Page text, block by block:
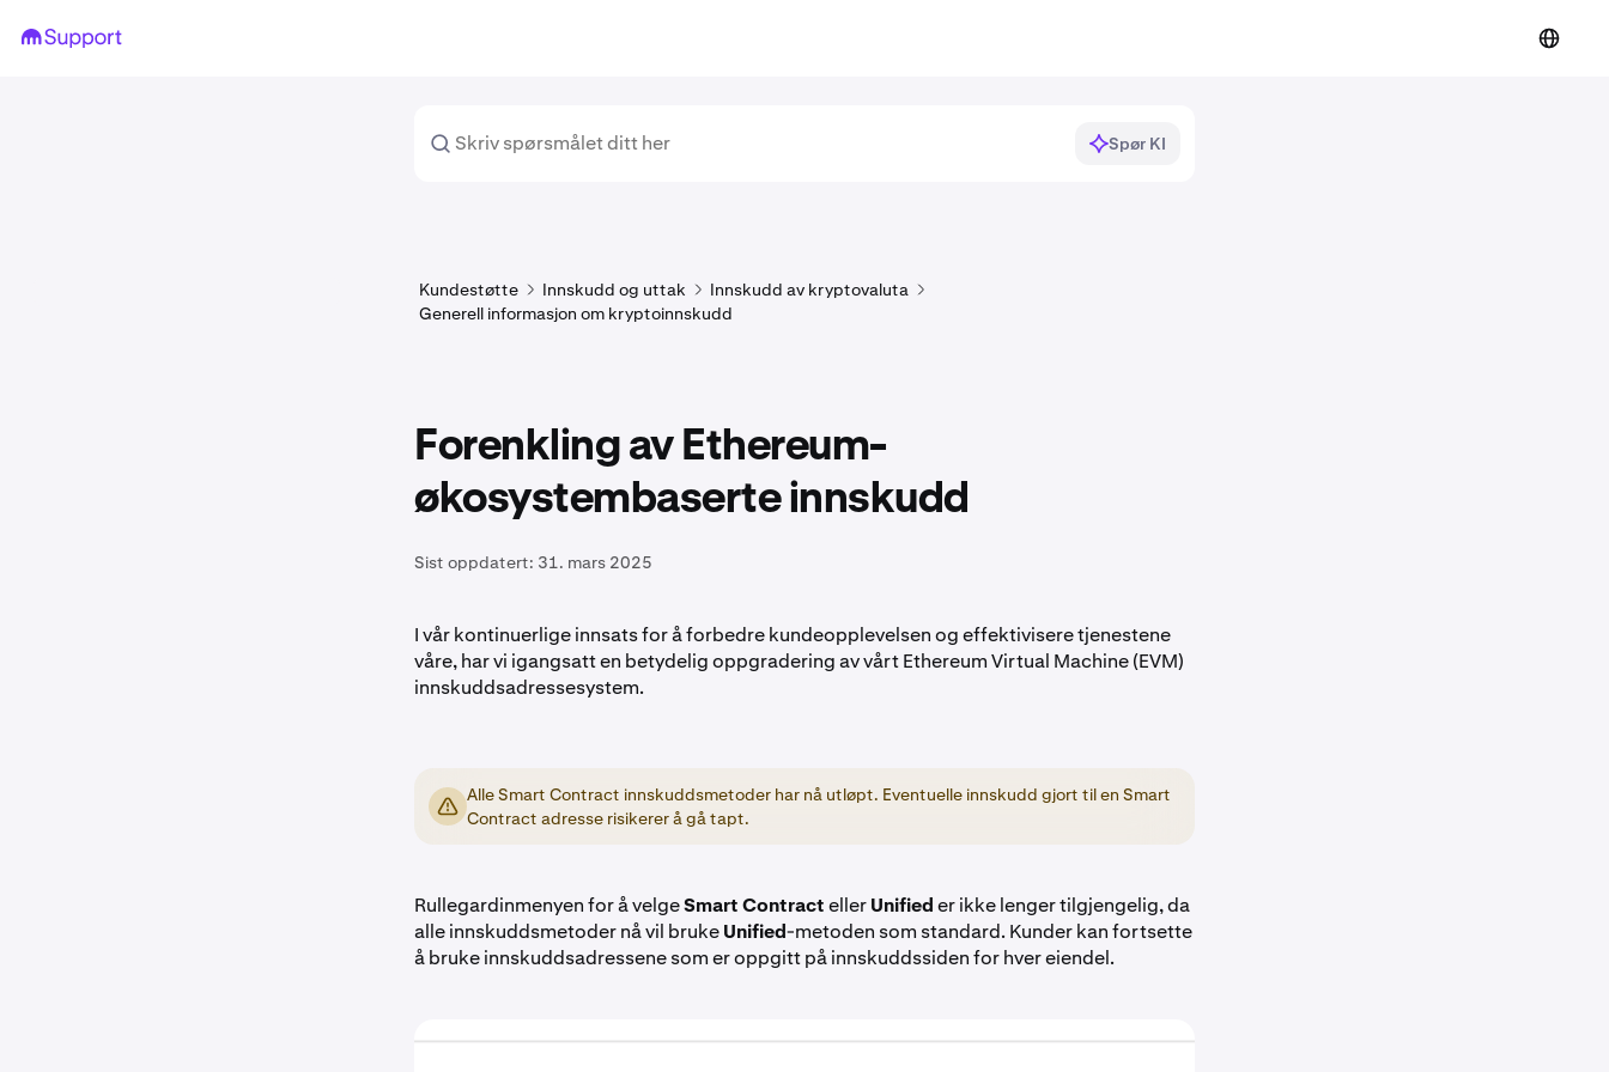
Spør KI
Kundestøtte Innskudd og uttak
Innskudd av kryptovaluta
Generell informasjon om kryptoinnskudd
Forenkling av Ethereum-
økosystembaserte innskudd
Sist oppdatert: 31. mars 2025
I vår kontinuerlige innsats for å forbedre kundeopplevelsen og effektivisere tjenestene
våre, har vi igangsatt en betydelig oppgradering av vårt Ethereum Virtual Machine (EVM)
innskuddsadressesystem.
Alle Smart Contract innskuddsmetoder har nå utløpt. Eventuelle innskudd gjort til en Smart
Contract adresse risikerer å gå tapt.
Rullegardinmenyen for å velgeSmart ContractellerUnifieder ikke lenger tilgjengelig, da
alle innskuddsmetoder nå vil brukeUnified-metoden som standard. Kunder kan fortsette
å bruke innskuddsadressene som er oppgitt på innskuddssiden for hver eiendel.